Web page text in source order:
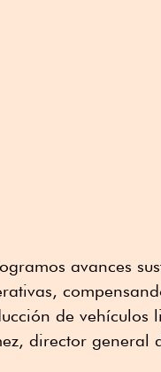
avances
de vehículos
director general